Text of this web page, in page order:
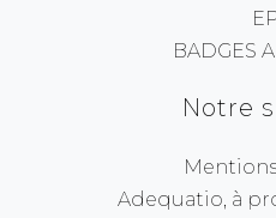
BADGES
Notre
Adequatio, à